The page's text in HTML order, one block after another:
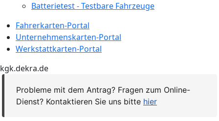
Batterietest - Testbare Fahrzeuge
Fahrerkarten-Portal
Unternehmenskarten-Portal
Werkstattkarten-Portal
kgk.dekra.de